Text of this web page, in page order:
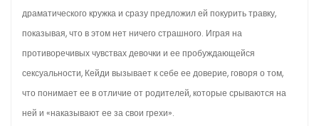
драматического кружка и сразу предложил ей покурить травку,
показывая, что в этом нет ничего страшного. Играя на
противоречивых чувствах девочки и ее пробуждающейся
сексуальности, Кейди вызывает к себе ее доверие, говоря о том,
что понимает ее в отличие от родителей, которые срываются на
ней и «наказывают ее за свои грехи».